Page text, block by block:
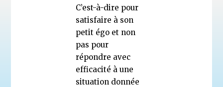
C’est-à-dire pour
satisfaire à son
petit égo et non
pas pour
répondre avec
efficacité à une
situation donnée